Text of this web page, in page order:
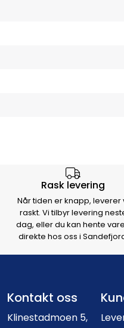
Rask levering
Når tiden er knapp, leverer
raskt. Vi tilbyr levering
dag, eller du kan hente
direkte hos oss i
Kontakt oss
Klinestadmoen 5,